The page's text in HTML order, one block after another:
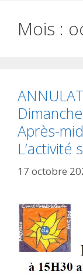
Mois :
Après-
17 octobre